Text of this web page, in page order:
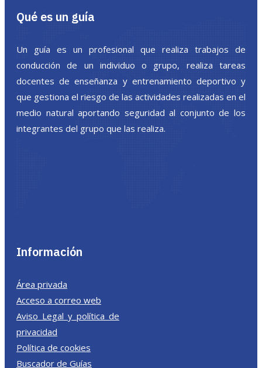
Qué es un guía
Un guía es un profesional que realiza trabajos de
conducción de un individuo o grupo, realiza tareas
docentes de enseñanza y entrenamiento deportivo y
que gestiona el riesgo de las actividades realizadas en el
medio natural aportando seguridad al conjunto de los
integrantes del grupo que las realiza.
Información
Área privada
Acceso a correo web
Aviso Legal y política de
privacidad
Política de cookies
Buscador de Guías